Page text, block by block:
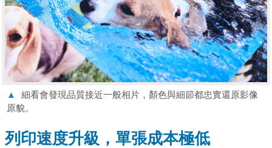
▲
細看會發現品質接近一般相片，顏色與細節都忠實還原影像
原貌。
列印速度升級，單張成本極低